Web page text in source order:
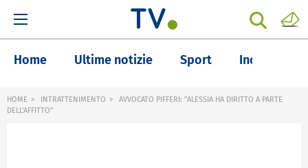
Home Ultime notizie Sport Inchieste
HOME INTRATTENIMENTO
AVVOCATO PIFFERI: "ALESSIA HA DIRITTO A PARTE
DELL'AFFITTO"